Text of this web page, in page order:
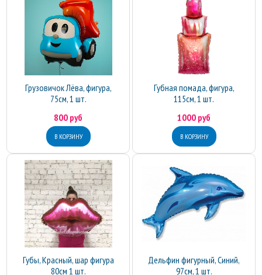
Грузовичок Лёва, фигура,
75см, 1 шт.
800 руб
Губная помада, фигура,
115см, 1 шт.
1000 руб
Губы, Красный, шар фигура
80см 1 шт.
Дельфин фигурный, Синий,
97см, 1 шт.